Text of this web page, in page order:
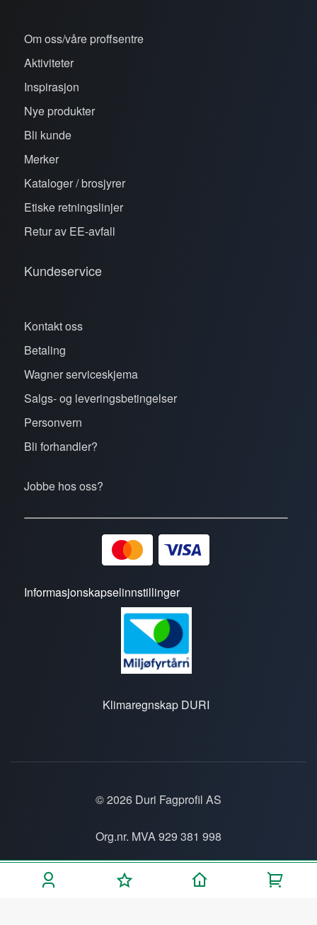
Om oss/våre proffsentre
Aktiviteter
Inspirasjon
Nye produkter
Bli kunde
Merker
Kataloger / brosjyrer
Etiske retningslinjer
Retur av EE-avfall
Kundeservice
Kontakt oss
Betaling
Wagner serviceskjema
Salgs- og leveringsbetingelser
Personvern
Bli forhandler?
Jobbe hos oss?
Informasjonskapselinnstillinger
Klimaregnskap DURI
© 2026 Duri Fagprofil AS
Org.nr. MVA 929 381 998
Personvern